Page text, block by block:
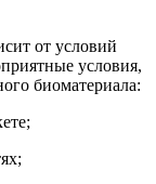
от условий
условия,
биоматериала: